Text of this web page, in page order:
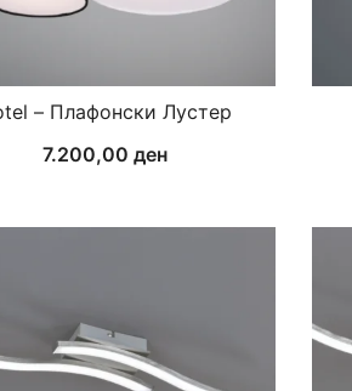
– Плафонски Лустер
7.200,00ден